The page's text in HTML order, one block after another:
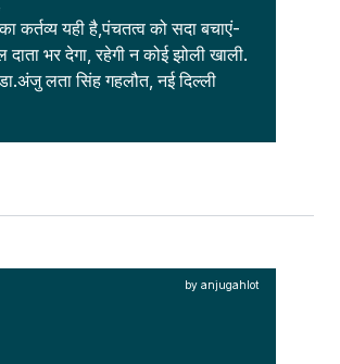
कर्तव्य यही है,पंचतत्व को सदा बचाएं-
दाता भर देगा, रहेगी न कोई झोली खाली.
लता सिंह गहलौत, नई दिल्ली
by anjugahlot